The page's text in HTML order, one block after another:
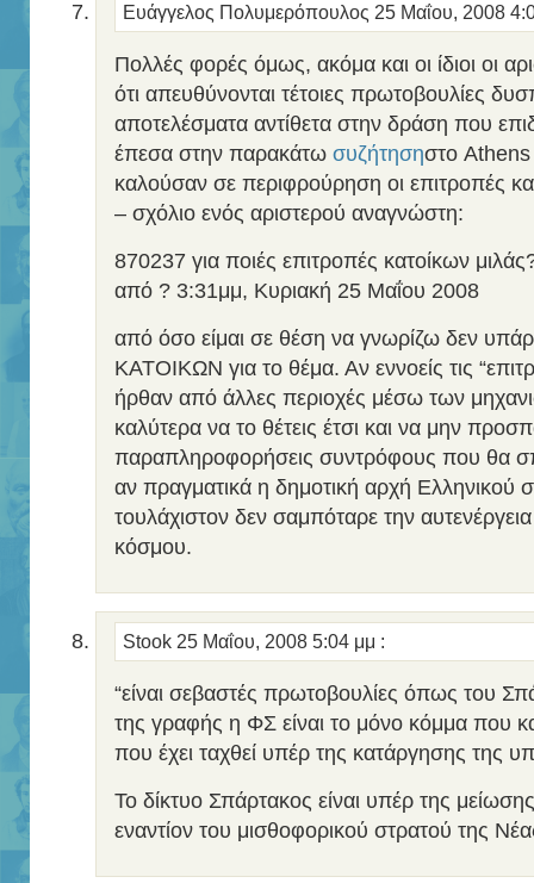
Ευάγγελος Πολυμερόπουλος 25 Μαΐου, 2008
Πολλές φορές όμως, ακόμα και οι ίδιοι οι
ότι απευθύνονται τέτοιες πρωτοβουλίες
αποτελέσματα αντίθετα στην δράση που
έπεσα στην παρακάτω συζήτησηστο
καλούσαν σε περιφρούρηση οι επιτροπές
– σχόλιο ενός αριστερού αναγνώστη:
870237 για ποιές επιτροπές κατοίκων
από ? 3:31μμ, Κυριακή 25 Μαΐου 2008
από όσο είμαι σε θέση να γνωρίζω δεν
ΚΑΤΟΙΚΩΝ για το θέμα. Αν εννοείς τις
ήρθαν από άλλες περιοχές μέσω των
καλύτερα να το θέτεις έτσι και να μην
παραπληροφορήσεις συντρόφους που θα
αν πραγματικά η δημοτική αρχή Ελληνικού
τουλάχιστον δεν σαμπόταρε την
κόσμου.
Stook 25 Μαΐου, 2008 5:04 μμ :
“είναι σεβαστές πρωτοβουλίες όπως του
της γραφής η ΦΣ είναι το μόνο κόμμα που
που έχει ταχθεί υπέρ της κατάργησης της
To δίκτυο Σπάρτακος είναι υπέρ της
εναντίον του μισθοφορικού στρατού της